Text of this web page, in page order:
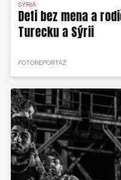
SÝRIA
Deti bez mena a
Turecku a Sýrii
FOTOREPORTÁŽ